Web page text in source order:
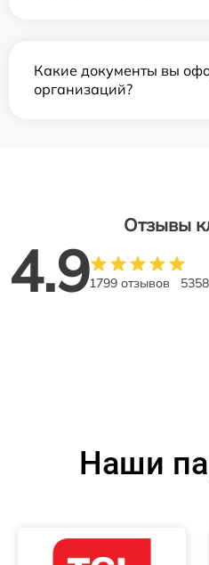
Какие документы вы
организаций?
Отзывы
4.91799 отзывов
Наши